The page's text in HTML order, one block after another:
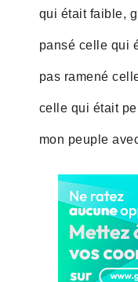
qui était faible,
pansé celle qui
pas ramené
celle qui était
mon peuple